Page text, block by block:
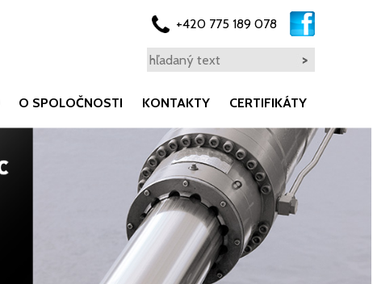
O SPOLOČNOSTI KONTAKTY CERTIFIKÁTY
+420 775 189 078